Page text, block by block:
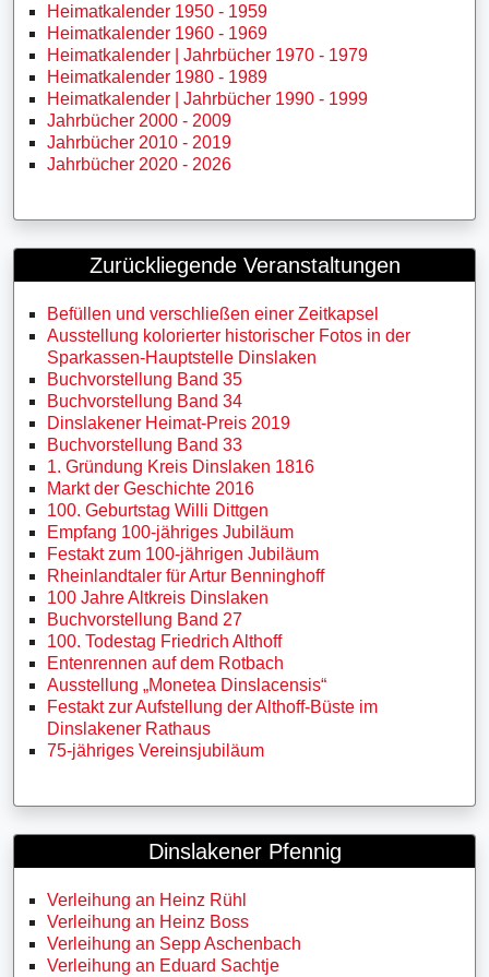
Heimatkalender 1950 - 1959
Heimatkalender 1960 - 1969
Heimatkalender | Jahrbücher 1970 - 1979
Heimatkalender 1980 - 1989
Heimatkalender | Jahrbücher 1990 - 1999
Jahrbücher 2000 - 2009
Jahrbücher 2010 - 2019
Jahrbücher 2020 - 2026
Zurückliegende Veranstaltungen
Befüllen und verschließen einer Zeitkapsel
Ausstellung kolorierter historischer Fotos in der
Sparkassen-Hauptstelle Dinslaken
Buchvorstellung Band 35
Buchvorstellung Band 34
Dinslakener Heimat-Preis 2019
Buchvorstellung Band 33
1. Gründung Kreis Dinslaken 1816
Markt der Geschichte 2016
100. Geburtstag Willi Dittgen
Empfang 100-jähriges Jubiläum
Festakt zum 100-jährigen Jubiläum
Rheinlandtaler für Artur Benninghoff
100 Jahre Altkreis Dinslaken
Buchvorstellung Band 27
100. Todestag Friedrich Althoff
Entenrennen auf dem Rotbach
Ausstellung „Monetea Dinslacensis“
Festakt zur Aufstellung der Althoff-Büste im
Dinslakener Rathaus
75-jähriges Vereinsjubiläum
Dinslakener Pfennig
Verleihung an Heinz Rühl
Verleihung an Heinz Boss
Verleihung an Sepp Aschenbach
Verleihung an Eduard Sachtje